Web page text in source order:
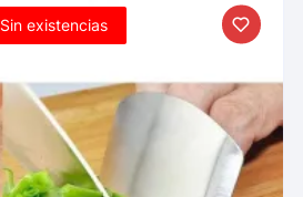
Sin existencias